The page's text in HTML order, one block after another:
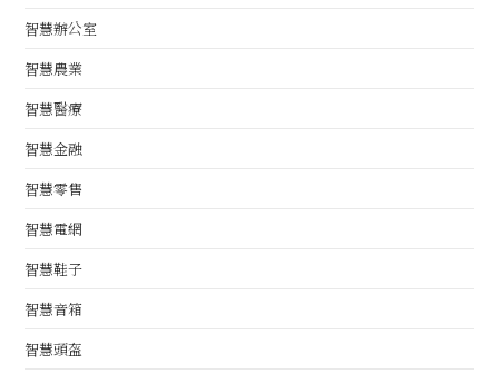
智慧辦公室
智慧農業
智慧醫療
智慧金融
智慧零售
智慧電網
智慧鞋子
智慧音箱
智慧頭盔